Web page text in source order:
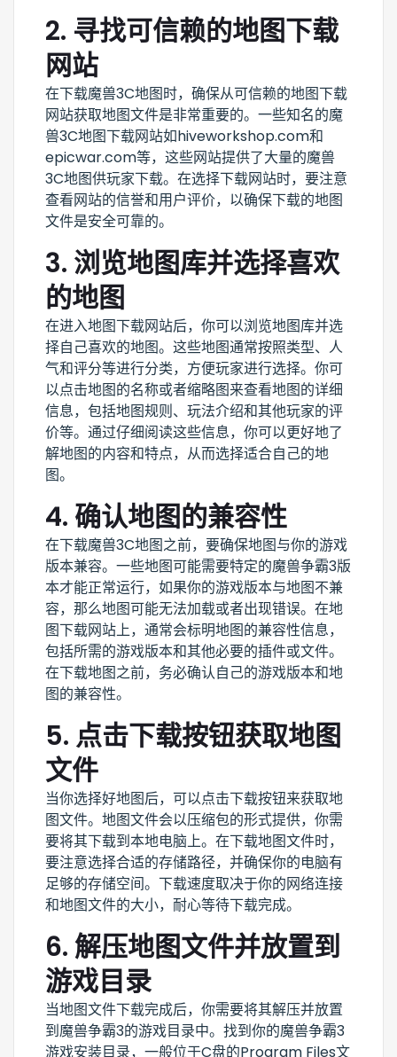
2. 寻找可信赖的地图下载
网站
在下载魔兽3C地图时，确保从可信赖的地图下载
网站获取地图文件是非常重要的。一些知名的魔
兽3C地图下载网站如hiveworkshop.com和
epicwar.com等，这些网站提供了大量的魔兽
3C地图供玩家下载。在选择下载网站时，要注意
查看网站的信誉和用户评价，以确保下载的地图
文件是安全可靠的。
3. 浏览地图库并选择喜欢
的地图
在进入地图下载网站后，你可以浏览地图库并选
择自己喜欢的地图。这些地图通常按照类型、人
气和评分等进行分类，方便玩家进行选择。你可
以点击地图的名称或者缩略图来查看地图的详细
信息，包括地图规则、玩法介绍和其他玩家的评
价等。通过仔细阅读这些信息，你可以更好地了
解地图的内容和特点，从而选择适合自己的地
图。
4. 确认地图的兼容性
在下载魔兽3C地图之前，要确保地图与你的游戏
版本兼容。一些地图可能需要特定的魔兽争霸3版
本才能正常运行，如果你的游戏版本与地图不兼
容，那么地图可能无法加载或者出现错误。在地
图下载网站上，通常会标明地图的兼容性信息，
包括所需的游戏版本和其他必要的插件或文件。
在下载地图之前，务必确认自己的游戏版本和地
图的兼容性。
5. 点击下载按钮获取地图
文件
当你选择好地图后，可以点击下载按钮来获取地
图文件。地图文件会以压缩包的形式提供，你需
要将其下载到本地电脑上。在下载地图文件时，
要注意选择合适的存储路径，并确保你的电脑有
足够的存储空间。下载速度取决于你的网络连接
和地图文件的大小，耐心等待下载完成。
6. 解压地图文件并放置到
游戏目录
当地图文件下载完成后，你需要将其解压并放置
到魔兽争霸3的游戏目录中。找到你的魔兽争霸3
游戏安装目录，一般位于C盘的Program Files文